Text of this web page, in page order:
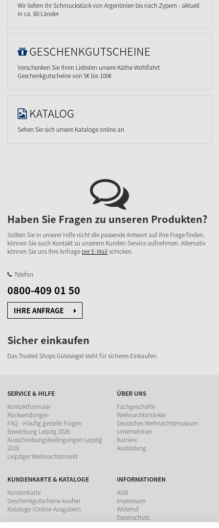
Wir liefern Ihr Schmuckstück von Argentinien bis nach Zypern - aktuell
in ca. 60 Länder
GESCHENKGUTSCHEINE
Verschenken Sie Ihren Liebsten unsere Käthe Wohlfahrt
Geschenkgutscheine von 5€ bis 100€
KATALOG
Sehen Sie sich unsere Kataloge online an
Haben Sie Fragen zu unseren Produkten?
Sollten Sie in unserer Hilfe nicht die passende Antwort auf Ihre Frage finden,
können Sie auch Kontakt zu unserem Kunden-Service aufnehmen. Alternativ
können Sie uns Ihre Anfrage per E-Mailschicken.
Telefon
0800-409 01 50
IHRE ANFRAGE
Sicher einkaufen
Das Trusted Shops Gütesiegel steht für sicheres Einkaufen.
SERVICE & HILFE
Kontaktformular
Rücksendungen
FAQ - Häufig gestelle Fragen
Bewerbung Leipzig 2026
Ausschreibungsbedingungen Leipzig
2026
Leipziger Weihnachtsmarkt
ÜBER UNS
Fachgeschäfte
Weihnachtsmärkte
Deutsches Weihnachtsmuseum
Unternehmen
Karriere
Ausbildung
KUNDENKARTE & KATALOGE
Kundenkarte
Geschenkgutscheine kaufen
Kataloge (Online-Ausgaben)
INFORMATIONEN
AGB
Impressum
Widerruf
Datenschutz